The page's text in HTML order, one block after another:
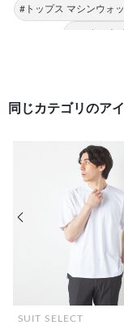
#トップス マシンウォ
同じカテゴリのア
SUIT SELECT
前の画像